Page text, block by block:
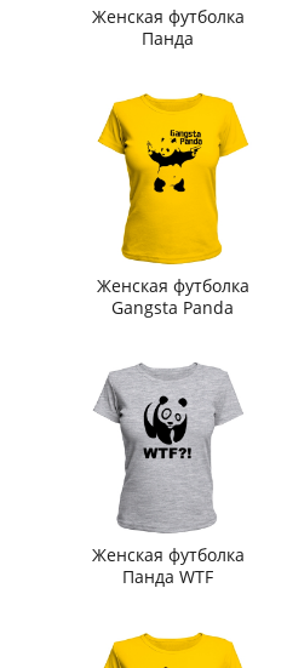
Женская футболка
Панда
Женская футболка
Gangsta Panda
Женская футболка
Панда WTF